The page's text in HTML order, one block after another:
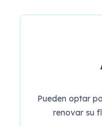
Pueden optar
renovar su